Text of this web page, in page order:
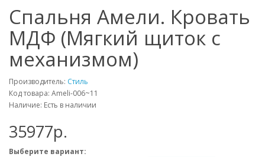
Спальня Амели. Кровать
МДФ (Мягкий щиток с
механизмом)
Производитель: Стиль
Код товара: Ameli-006~11
Наличие: Есть в наличии
35977p.
Выберите вариант: